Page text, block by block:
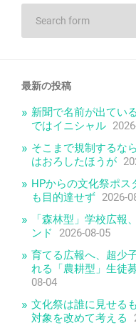
最新の投稿
新聞で名前が出てい
ではイニシャル
そこまで規制するな
はおろしたほうが
HPからの文化祭ポス
も目的達せず 2026-
「森林型」学校広報
ンド
2026-08-05
育てる広報へ、超少
れる「農耕型」生徒
08-04
文化祭は誰に見せる
対象を改めて考える